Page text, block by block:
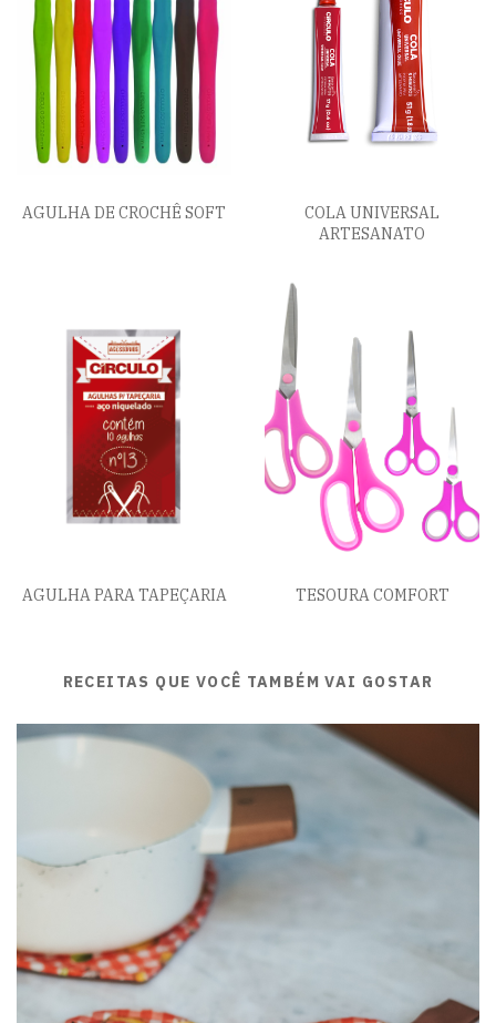
AGULHA DE CROCHÊ SOFT
COLA UNIVERSAL
ARTESANATO
AGULHA PARA TAPEÇARIA TESOURA COMFORT
RECEITAS QUE VOCÊ TAMBÉM VAI GOSTAR